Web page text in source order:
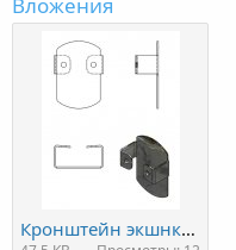
Кронштейн экшнкамеры.jpg